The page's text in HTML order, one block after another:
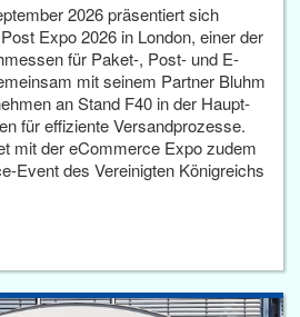
2026 präsentiert sich
Expo 2026 in London, einer der
für Paket-, Post- und E-
mit seinem Partner Bluhm
an Stand F40 in der Haupt­
für effiziente Versandprozesse.
mit der eCommerce Expo zudem
Event des Vereinigten Königreichs